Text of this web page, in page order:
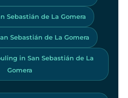
Sebastián de La Gomera
Sebastián de La Gomera
in San Sebastián de La
Gomera